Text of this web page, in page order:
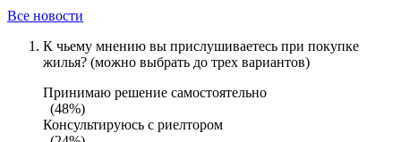
Все новости
К чьему мнению вы прислушиваетесь при покупке
жилья? (можно выбрать до трех вариантов)
Принимаю решение самостоятельно
(48%)
Консультируюсь с риелтором